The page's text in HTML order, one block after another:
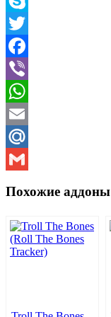
Skype
Twitter
Facebook
Viber
WhatsApp
Email
Mail.Ru
Похожие аддоны